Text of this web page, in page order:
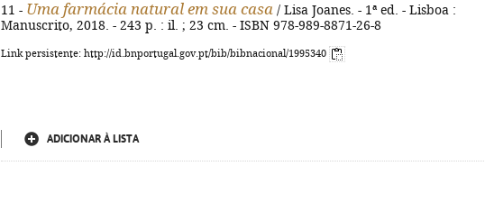
11 - Uma farmácia natural em sua casa / Lisa Joanes. - 1ª ed. - Lisboa :
Manuscrito, 2018. - 243 p. : il. ; 23 cm. - ISBN 978-989-8871-26-8
Link persistente: http://id.bnportugal.gov.pt/bib/bibnacional/1995340
ADICIONAR À LISTA